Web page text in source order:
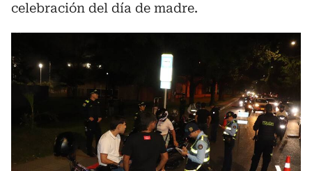
celebración del día de madre.